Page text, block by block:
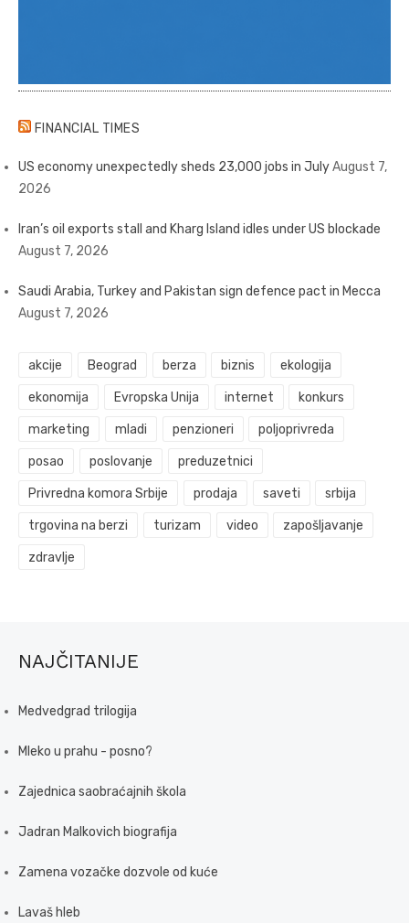
FINANCIAL TIMES
US economy unexpectedly sheds 23,000 jobs in JulyAugust 7,
2026
Iran’s oil exports stall and Kharg Island idles under US blockade
August 7, 2026
Saudi Arabia, Turkey and Pakistan sign defence pact in Mecca
August 7, 2026
akcije Beograd berza biznis ekologija
ekonomija Evropska Unija internet konkurs
marketing mladi penzioneri poljoprivreda
posao poslovanje preduzetnici
Privredna komora Srbije prodaja saveti srbija
trgovina na berzi turizam video zapošljavanje
zdravlje
NAJČITANIJE
Medvedgrad trilogija
Mleko u prahu - posno?
Zajednica saobraćajnih škola
Jadran Malkovich biografija
Zamena vozačke dozvole od kuće
Lavaš hleb